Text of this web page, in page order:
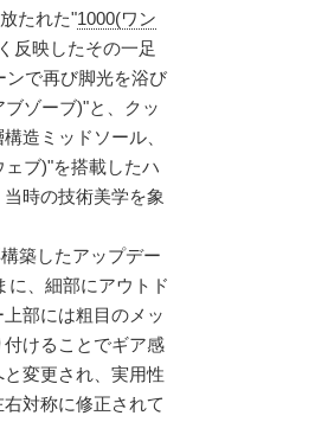
たれた"1000(ワン
反映したその一足
ンで再び脚光を浴び
ゾーブ)"と、クッ
造ミッドソール、
ブ)"を搭載したハ
時の技術美学を象
築したアップデー
に、細部にアウトド
部には粗目のメッ
けることでギア感
変更され、実用性
対称に修正されて